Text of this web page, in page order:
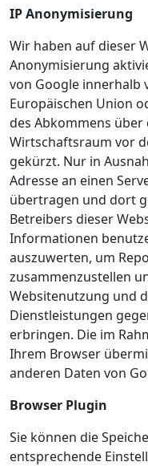
IP Anonymisierung
Wir haben auf dieser
Anonymisierung
von Google innerhalb
Europäischen Union
des Abkommens über
Wirtschaftsraum vor
gekürzt. Nur in
Adresse an einen
übertragen und dort
Betreibers dieser
Informationen
auszuwerten, um
zusammenzustellen
Websitenutzung und
Dienstleistungen
erbringen. Die im
Ihrem Browser
anderen Daten von
Browser Plugin
Sie können die
entsprechende